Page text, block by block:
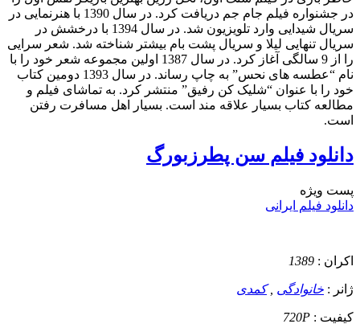
در جشنواره فیلم جام جم دریافت کرد. در سال 1390 با هنرنمایی در
سریال شیدایی وارد تلویزیون شد. در سال 1394 با درخشش در
سریال تنهایی لیلا و سریال پشت بام بیشتر شناخته شد. شعر سرایی
را از 9 سالگی آغاز کرد. در سال 1387 اولین مجموعه شعر خود را با
نام “عطسه های نحس” به چاپ رساند. در سال 1393 دومین کتاب
خود را با عنوان “شلیک کن رفیق” منتشر کرد. به تماشای فیلم و
مطالعه کتاب بسیار علاقه مند است. بسیار اهل مسافرت رفتن
است.
دانلود فیلم سن پطرزبورگ
پست ويژه
دانلود فیلم ایرانی
اکران : 1389
ژانر : خانوادگی ,کمدی
کیفیت : 720P